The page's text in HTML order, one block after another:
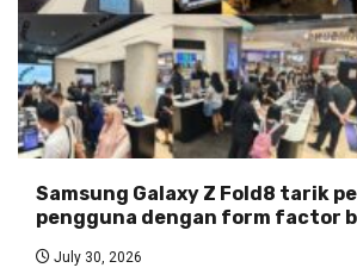
Samsung Galaxy Z Fold8 tarik
pengguna dengan form factor
July 30, 2026